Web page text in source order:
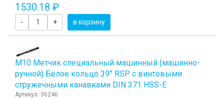
1530.18 ₽
- + в корзину
М10 Метчик специальный машинный (машинно-
ручной) Белое кольцо 39° RSP с винтовыми
стружечными канавками DIN 371 HSS-E
Артикул: 36246